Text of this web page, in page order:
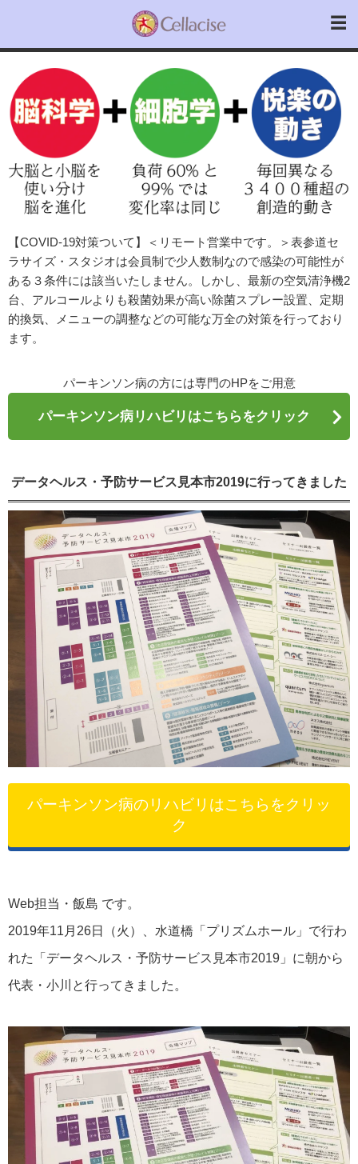
【COVID-19対策ついて】＜リモート営業中です。＞表参道セ
ラサイズ・スタジオは会員制で少人数制なので感染の可能性が
ある３条件には該当いたしません。しかし、最新の空気清浄機2
台、アルコールよりも殺菌効果が高い除菌スプレー設置、定期
的換気、メニューの調整などの可能な万全の対策を行っており
ます。
パーキンソン病の方には専門のHPをご用意
パーキンソン病リハビリはこちらをクリック
データヘルス・予防サービス見本市2019に行ってきました
パーキンソン病のリハビリはこちらをクリッ
ク
Web担当・飯島 です。
2019年11月26日（火）、水道橋「プリズムホール」で行わ
れた「データヘルス・予防サービス見本市2019」に朝から
代表・小川と行ってきました。